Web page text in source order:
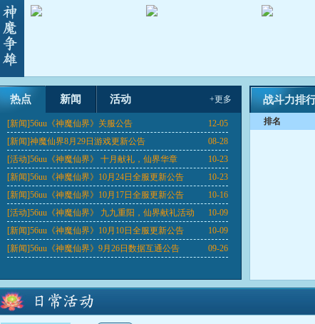
热点 新闻 活动 +更多
12-05
[新闻]56uu《神魔仙界》关服公告
08-28
[新闻]神魔仙界8月29日游戏更新公告
10-23
[活动]56uu《神魔仙界》 十月献礼，仙界华章
10-23
[新闻]56uu《神魔仙界》10月24日全服更新公告
10-16
[新闻]56uu《神魔仙界》10月17日全服更新公告
10-09
[活动]56uu《神魔仙界》 九九重阳，仙界献礼活动
10-09
[新闻]56uu《神魔仙界》10月10日全服更新公告
09-26
[新闻]56uu《神魔仙界》9月26日数据互通公告
战斗力排
排名